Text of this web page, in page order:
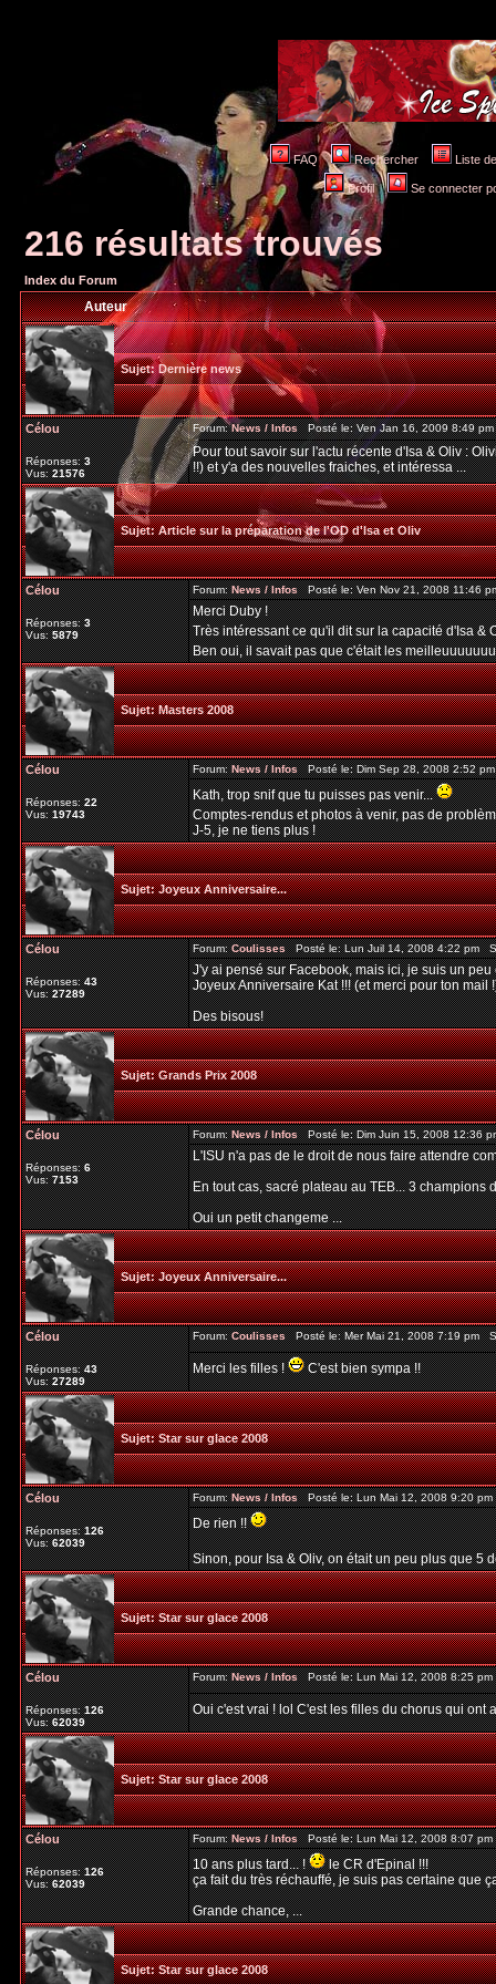
FAQ Rechercher Liste
Profil Se connecter
216 résultats trouvés
Index du Forum
Auteur
Sujet:Dernière news
Célou
Réponses:3
Vus:21576
Forum:News / InfosPosté le: Ven Jan 16, 2009 8:49
Pour tout savoir sur l'actu récente d'Isa & Oliv :
!!) et y'a des nouvelles fraiches, et intéressa ...
Sujet:Article sur la préparation de l'OD d'Isa et Oliv
Célou
Réponses:3
Vus:5879
Forum:News / InfosPosté le: Ven Nov 21, 2008 11:46
Merci Duby !
Très intéressant ce qu'il dit sur la capacité d'Isa
Ben oui, il savait pas que c'était les
Sujet:Masters 2008
Célou
Réponses:22
Vus:19743
Forum:News / InfosPosté le: Dim Sep 28, 2008 2:52
Kath, trop snif que tu puisses pas venir...
Comptes-rendus et photos à venir, pas de
J-5, je ne tiens plus !
Sujet:Joyeux Anniversaire...
Célou
Réponses:43
Vus:27289
Forum:CoulissesPosté le: Lun Juil 14, 2008 4:22 pm
J'y ai pensé sur Facebook, mais ici, je suis un peu
Joyeux Anniversaire Kat !!! (et merci pour ton mail
Des bisous!
Sujet:Grands Prix 2008
Célou
Réponses:6
Vus:7153
Forum:News / InfosPosté le: Dim Juin 15, 2008 12:36
L'ISU n'a pas de le droit de nous faire attendre
En tout cas, sacré plateau au TEB... 3
Oui un petit changeme ...
Sujet:Joyeux Anniversaire...
Célou
Réponses:43
Vus:27289
Forum:CoulissesPosté le: Mer Mai 21, 2008 7:19 pm
Merci les filles ! C'est bien sympa !!
Sujet:Star sur glace 2008
Célou
Réponses:126
Vus:62039
Forum:News / InfosPosté le: Lun Mai 12, 2008 9:20
De rien !!
Sinon, pour Isa & Oliv, on était un peu plus que 5
Sujet:Star sur glace 2008
Célou
Réponses:126
Vus:62039
Forum:News / InfosPosté le: Lun Mai 12, 2008 8:25
Oui c'est vrai ! lol C'est les filles du chorus qui ont
Sujet:Star sur glace 2008
Célou
Réponses:126
Vus:62039
Forum:News / InfosPosté le: Lun Mai 12, 2008 8:07
10 ans plus tard... !
le CR d'Epinal !!!
ça fait du très réchauffé, je suis pas certaine que
Grande chance, ...
Sujet:Star sur glace 2008